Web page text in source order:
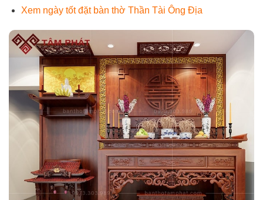
Xem ngày tốt đặt bàn thờ Thần Tài Ông Địa